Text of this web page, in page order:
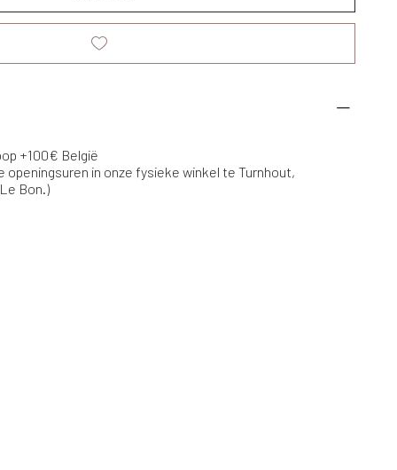
+100€ België
openingsuren in onze fysieke winkel te Turnhout,
Bon.)